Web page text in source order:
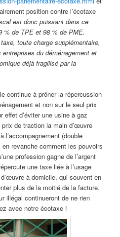
position contre l’écotaxe
est donc puissant dans ce
% de TPE et 98 % de PME.
toute charge supplémentaire,
du déménagement et
déjà fragilisé par la
continue à prôner la répercussion
et non sur le seul prix
effet d’éviter une usine à gaz
de traction la main d’œuvre
l’accompagnement (double
revanche comment les pouvoirs
profession gagne de l’argent
une taxe liée à l’usage
à domicile, qui souvent en
plus de la moitié de la facture.
illégal continueront de ne rien
avec notre écotaxe !